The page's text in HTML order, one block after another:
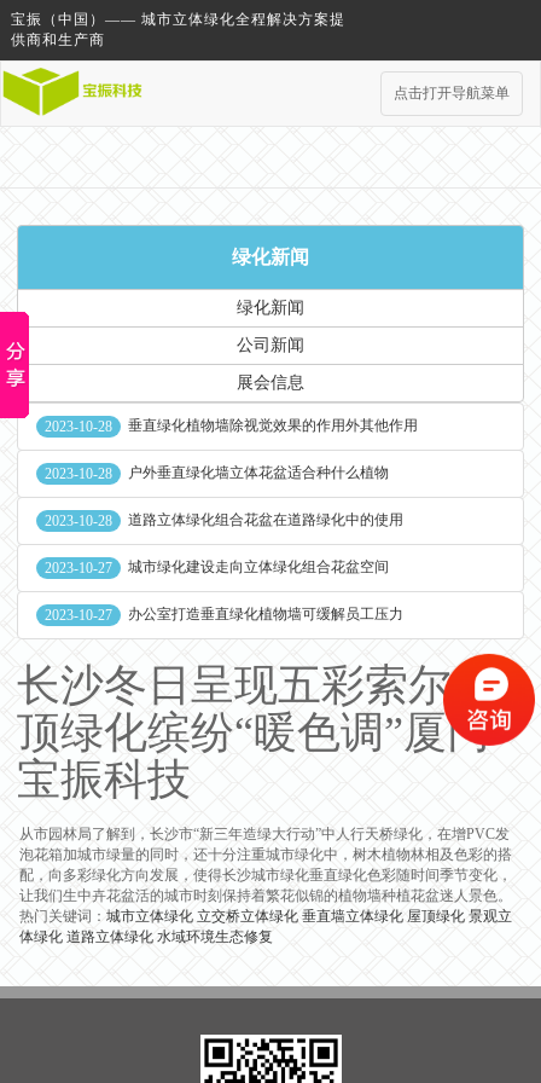
宝振（中国）—— 城市立体绿化全程解决方案提
供商和生产商
点击打开导航菜单
绿化新闻
绿化新闻
公司新闻
展会信息
2023-10-28 垂直绿化植物墙除视觉效果的作用外其他作用
2023-10-28 户外垂直绿化墙立体花盆适合种什么植物
2023-10-28 道路立体绿化组合花盆在道路绿化中的使用
2023-10-27 城市绿化建设走向立体绿化组合花盆空间
2023-10-27 办公室打造垂直绿化植物墙可缓解员工压力
长沙冬日呈现五彩索尔屋
顶绿化缤纷“暖色调”厦门
宝振科技
从市园林局了解到，长沙市“新三年造绿大行动”中人行天桥绿化，在增PVC发
泡花箱加城市绿量的同时，还十分注重城市绿化中，树木植物林相及色彩的搭
配，向多彩绿化方向发展，使得长沙城市绿化垂直绿化色彩随时间季节变化，
让我们生中卉花盆活的城市时刻保持着繁花似锦的植物墙种植花盆迷人景色。
热门关键词： 城市立体绿化 立交桥立体绿化 垂直墙立体绿化 屋顶绿化 景观立
体绿化 道路立体绿化 水域环境生态修复